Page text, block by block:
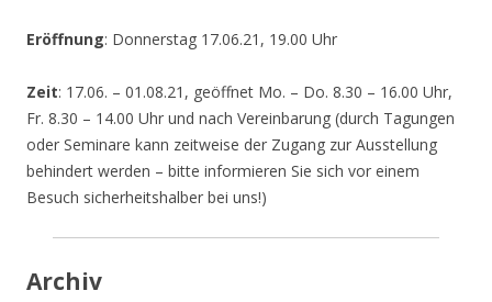
Eröffnung: Donnerstag 17.06.21, 19.00 Uhr
Zeit: 17.06. – 01.08.21, geöffnet Mo. – Do. 8.30 – 16.00 Uhr,
Fr. 8.30 – 14.00 Uhr und nach Vereinbarung (durch Tagungen
oder Seminare kann zeitweise der Zugang zur Ausstellung
behindert werden – bitte informieren Sie sich vor einem
Besuch sicherheitshalber bei uns!)
Archiv